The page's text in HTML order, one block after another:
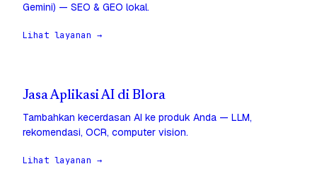
Gemini) — SEO & GEO lokal.
Lihat layanan →
Jasa Aplikasi AI di Blora
Tambahkan kecerdasan AI ke produk Anda — LLM,
rekomendasi, OCR, computer vision.
Lihat layanan →